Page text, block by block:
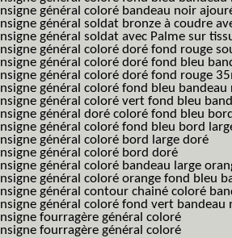
Insigne général coloré bandeau noir
Insigne général soldat bronze à coudre
Insigne général soldat avec Palme sur
Insigne général coloré doré fond rouge
Insigne général coloré doré fond bleu
Insigne général coloré doré fond rouge
Insigne général coloré fond bleu
Insigne général coloré vert fond bleu
Insigne général doré coloré fond bleu
Insigne général coloré fond bleu bord
Insigne général coloré bord large doré
Insigne général coloré bord doré
Insigne général coloré bandeau large
Insigne général coloré orange fond bleu
Insigne général contour chainé coloré
Insigne général coloré fond vert bandeau
Insigne fourragère général coloré
Insigne fourragère général coloré